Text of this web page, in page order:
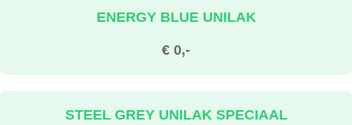
€ 0,-
ENERGY BLUE UNILAK
STEEL GREY UNILAK SPECIAAL